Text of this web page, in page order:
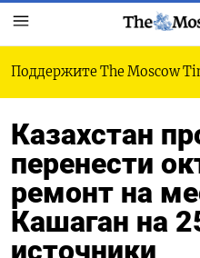
Поддержите The Moscow
Казахстан
перенести
ремонт на
Кашаган на
источники